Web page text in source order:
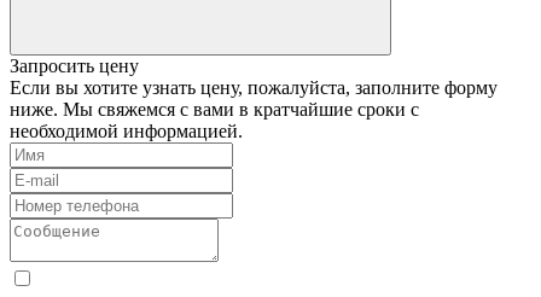
Запросить цену
Если вы хотите узнать цену, пожалуйста, заполните форму
ниже. Мы свяжемся с вами в кратчайшие сроки с
необходимой информацией.